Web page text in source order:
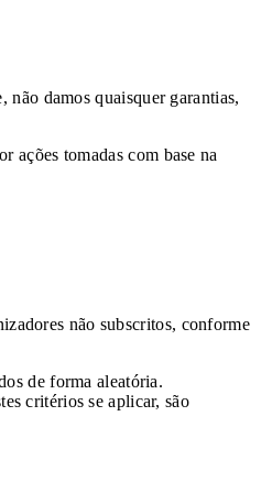
damos quaisquer garantias,
ações tomadas com base na
não subscritos, conforme
de forma aleatória.
critérios se aplicar, são